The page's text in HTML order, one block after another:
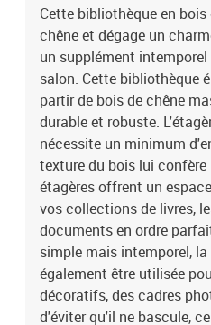
Cette bibliothèque en
chêne et dégage un
un supplément
salon. Cette bibliothèque
partir de bois de chêne
durable et robuste.
nécessite un minimum
texture du bois lui
étagères offrent un
vos collections de livres,
documents en ordre
simple mais intemporel,
également être utilisée
décoratifs, des cadres
d'éviter qu'il ne bascule,